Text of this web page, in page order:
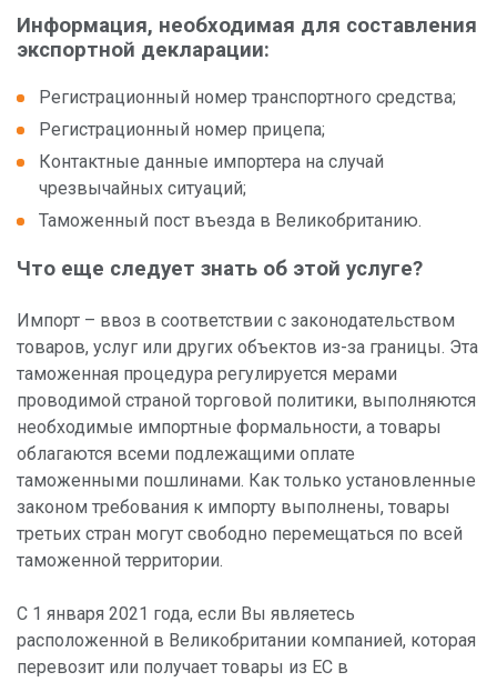
Новым клиентам
По услуге
Пункты обслуживания
По стране
Информация, необходимая для составления
экспортной декларации:
Регистрационный номер транспортного средства;
Регистрационный номер прицепа;
Контактные данные импортера на случай
чрезвычайных ситуаций;
Таможенный пост въезда в Великобританию.
Что еще следует знать об этой услуге?
Импорт – ввоз в соответствии с законодательством
товаров, услуг или других объектов из-за границы. Эта
таможенная процедура регулируется мерами
проводимой страной торговой политики, выполняются
необходимые импортные формальности, а товары
облагаются всеми подлежащими оплате
таможенными пошлинами. Как только установленные
законом требования к импорту выполнены, товары
третьих стран могут свободно перемещаться по всей
таможенной территории.
С 1 января 2021 года, если Вы являетесь
расположенной в Великобритании компанией, которая
перевозит или получает товары из ЕС в